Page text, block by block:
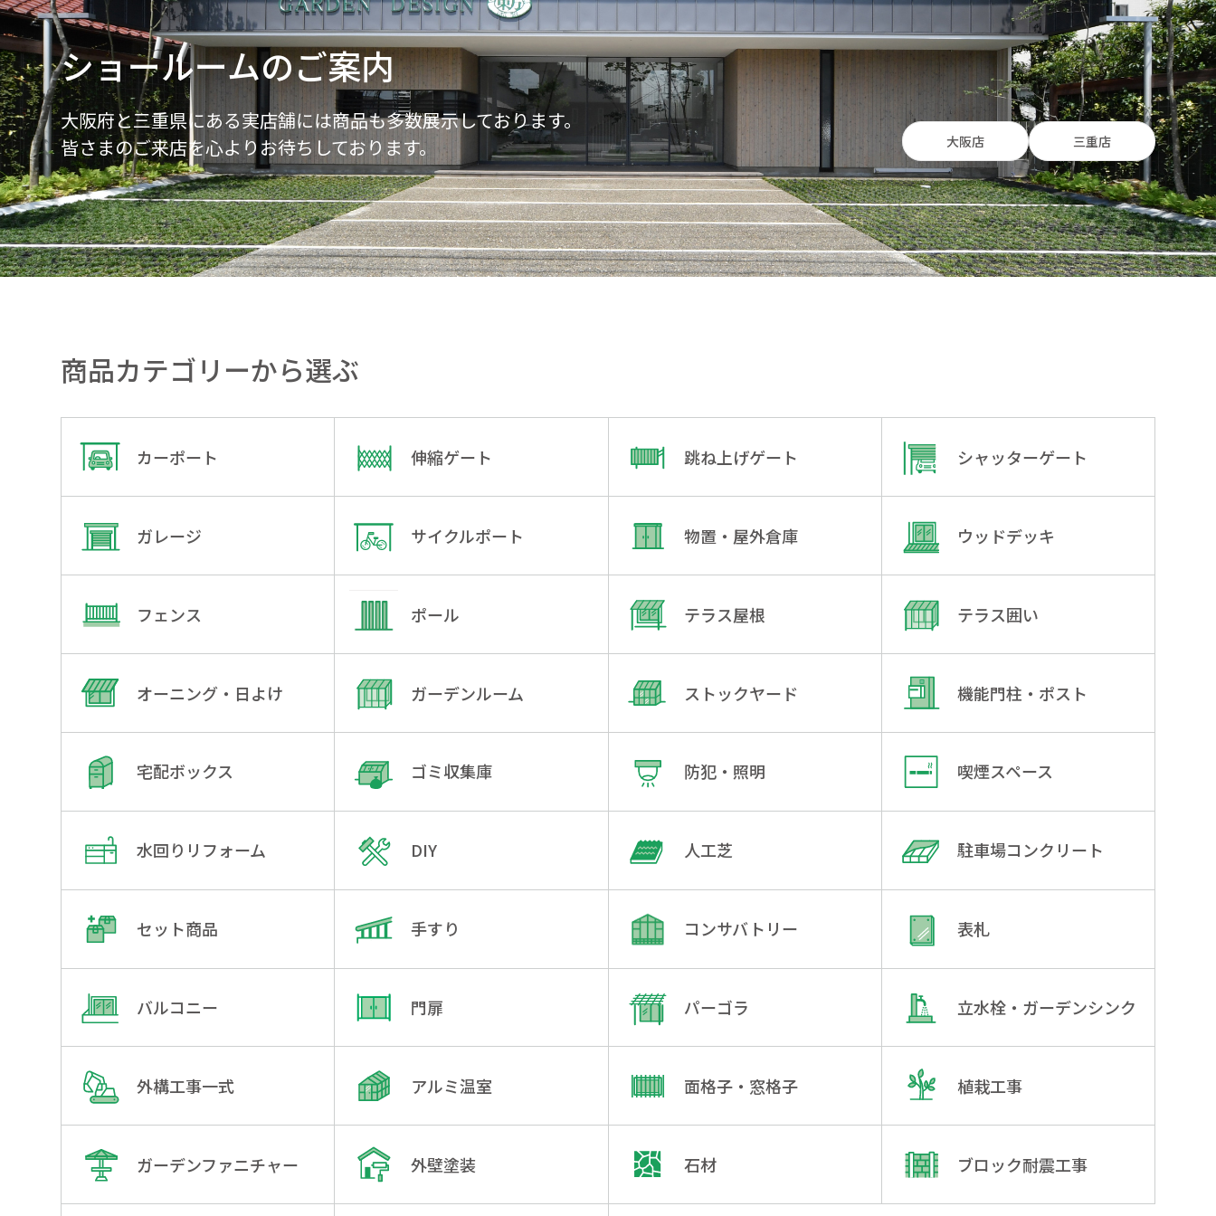
ショールームのご案内
大阪府と三重県にある実店舗には商品も多数展示しております。
皆さまのご来店を心よりお待ちしております。
大阪店 三重店
商品カテゴリーから選ぶ
カーポート 伸縮ゲート 跳ね上げゲート シャッターゲート
ガレージ サイクルポート 物置・屋外倉庫 ウッドデッキ
フェンス ポール テラス屋根 テラス囲い
オーニング・日よけ ガーデンルーム ストックヤード 機能門柱・ポスト
宅配ボックス ゴミ収集庫 防犯・照明 喫煙スペース
水回りリフォーム DIY 人工芝 駐車場コンクリート
セット商品 手すり コンサバトリー 表札
バルコニー 門扉 パーゴラ 立水栓・ガーデンシンク
外構工事一式 アルミ温室 面格子・窓格子 植栽工事
ガーデンファニチャー 外壁塗装 石材 ブロック耐震工事